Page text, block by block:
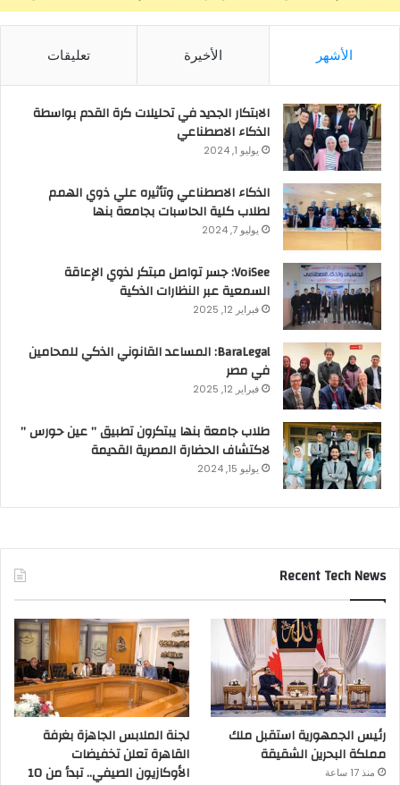
الأشهر الأخيرة تعليقات
الابتكار الجديد في تحليلات كرة القدم بواسطة
الذكاء الاصطناعي
يوليو 1, 2024
الذكاء الاصطناعي وتأثيره علي ذوي الهمم
لطلاب كلية الحاسبات بجامعة بنها
يوليو 7, 2024
VoiSee: جسر تواصل مبتكر لذوي الإعاقة
السمعية عبر النظارات الذكية
فبراير 12, 2025
BaraLegal: المساعد القانوني الذكي للمحامين
في مصر
فبراير 12, 2025
طلاب جامعة بنها يبتكرون تطبيق ” عين حورس ”
لاكتشاف الحضارة المصرية القديمة
يوليو 15, 2024
Recent Tech News
رئيس الجمهورية استقبل ملك
مملكة البحرين الشقيقة
منذ 17 ساعة
لجنة الملابس الجاهزة بغرفة
القاهرة تعلن تخفيضات
الأوكازيون الصيفي.. تبدأ من 10